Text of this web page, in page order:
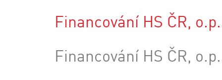
Financování HS ČR,
Financování HS ČR,